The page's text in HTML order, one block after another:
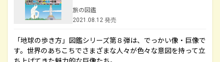
旅の図鑑
2021.08.12 発売
「地球の歩き方」図鑑シリーズ第８弾は、でっかい像・巨像で
す。世界のあちこちでさまざまな人々が色々な意図を持って立